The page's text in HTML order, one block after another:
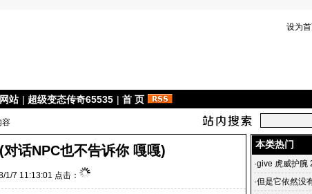
设为
站 | 超级变态传奇65535 | 首 页
容
话NPC也不告诉你 嘎嘎)
1/7 11:13:01 点击：
本类热门
·give 虎威护腕
·但是它依然没